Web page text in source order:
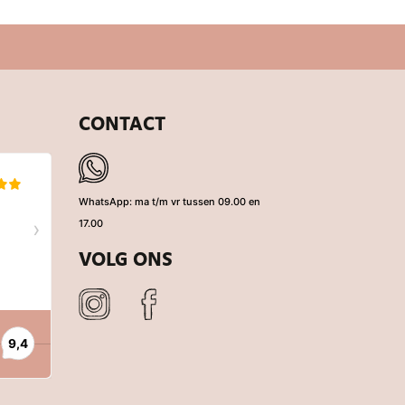
CONTACT
WhatsApp: ma t/m vr tussen 09.00 en
17.00
VOLG ONS